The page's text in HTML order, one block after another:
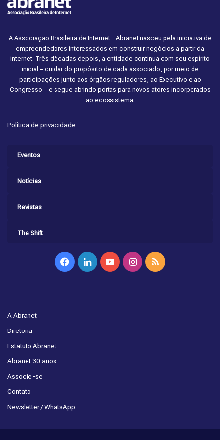
A Associação Brasileira de Internet - Abranet nasceu pela iniciativa de
empreendedores interessados em construir negócios a partir da
internet. Três décadas depois, a entidade continua com seu espírito
inicial – cuidar do propósito de cada associado, por meio de
participações junto aos órgãos reguladores, ao Executivo e ao
Congresso – e segue abrindo portas para novos atores incorporados
ao ecossistema.
Política de privacidade
Eventos
Notícias
Revistas
The Shift
FacebookLinkedinYouTubeInstagram
RSS
A Abranet
Diretoria
Estatuto Abranet
Abranet 30 anos
Associe-se
Contato
Newsletter / WhatsApp